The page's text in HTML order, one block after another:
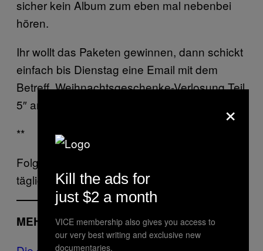
sicher kein Album zum eben mal nebenbei
hören.
Ihr wollt das Paketen gewinnen, dann schickt
einfach bis Dienstag eine Email mit dem
Betreff „Weihnachtsgeschenke-Verlosung Teil
5″ an .
**
Folgt Noisey bei
tägliche Updates über eure Lieblingsmusiker.
MEHR VON NOISEY
×
Kill the ads for
just $2 a month
VICE membership also gives you access to
our very best writing and exclusive new
documentaries.